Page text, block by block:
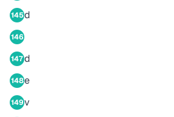
145d
146
147d
148e
149v